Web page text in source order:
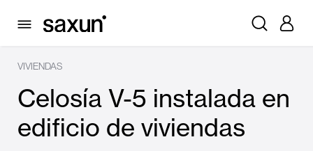
VIVIENDAS
Celosía V-5 instalada en
edificio de viviendas